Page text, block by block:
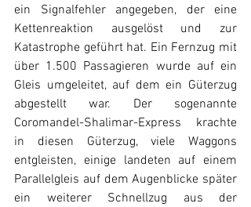
ein Signalfehler angegeben, der eine
Kettenreaktion ausgelöst und zur
Katastrophe geführt hat. Ein Fernzug mit
über 1.500 Passagieren wurde auf ein
Gleis umgeleitet, auf dem ein Güterzug
abgestellt war. Der sogenannte
Coromandel-Shalimar-Express krachte
in diesen Güterzug, viele Waggons
entgleisten, einige landeten auf einem
Parallelgleis auf dem Augenblicke später
ein weiterer Schnellzug aus der